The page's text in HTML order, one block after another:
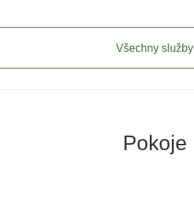
Všechny služby
Pokoje